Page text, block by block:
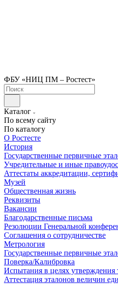
ФБУ «НИЦ ПМ – Ростест»
Каталог
По всему сайту
По каталогу
О Ростесте
История
Государственные первичные
Учредительные и иные
Аттестаты аккредитации,
Музей
Общественная жизнь
Реквизиты
Вакансии
Благодарственные письма
Резолюции Генеральной
Соглашения о сотрудничестве
Метрология
Государственные первичные
Поверка/Калибровка
Испытания в целях утверждения
Аттестация эталонов величин